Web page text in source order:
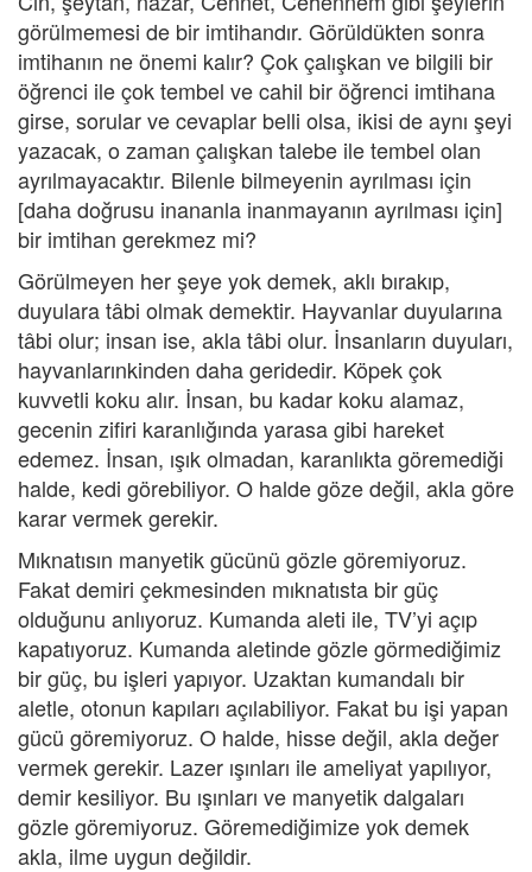
görülmemesi de bir imtihandır. Görüldükten sonra
imtihanın ne önemi kalır? Çok çalışkan ve bilgili bir
öğrenci ile çok tembel ve cahil bir öğrenci imtihana
girse, sorular ve cevaplar belli olsa, ikisi de aynı şeyi
yazacak, o zaman çalışkan talebe ile tembel olan
ayrılmayacaktır. Bilenle bilmeyenin ayrılması için
[daha doğrusu inananla inanmayanın ayrılması için]
bir imtihan gerekmez mi?
Görülmeyen her şeye yok demek, aklı bırakıp,
duyulara tâbi olmak demektir. Hayvanlar duyularına
tâbi olur; insan ise, akla tâbi olur. İnsanların duyuları,
hayvanlarınkinden daha geridedir. Köpek çok
kuvvetli koku alır. İnsan, bu kadar koku alamaz,
gecenin zifiri karanlığında yarasa gibi hareket
edemez. İnsan, ışık olmadan, karanlıkta göremediği
halde, kedi görebiliyor. O halde göze değil, akla göre
karar vermek gerekir.
Mıknatısın manyetik gücünü gözle göremiyoruz.
Fakat demiri çekmesinden mıknatısta bir güç
olduğunu anlıyoruz. Kumanda aleti ile, TV’yi açıp
kapatıyoruz. Kumanda aletinde gözle görmediğimiz
bir güç, bu işleri yapıyor. Uzaktan kumandalı bir
aletle, otonun kapıları açılabiliyor. Fakat bu işi yapan
gücü göremiyoruz. O halde, hisse değil, akla değer
vermek gerekir. Lazer ışınları ile ameliyat yapılıyor,
demir kesiliyor. Bu ışınları ve manyetik dalgaları
gözle göremiyoruz. Göremediğimize yok demek
akla, ilme uygun değildir.